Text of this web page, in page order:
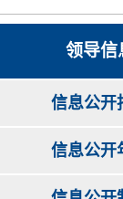
领导信
信息公开
信息公开